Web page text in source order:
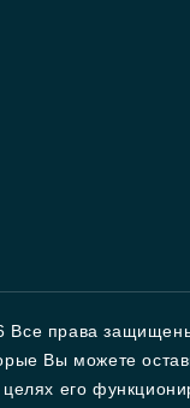
Все права
Вы можете
его